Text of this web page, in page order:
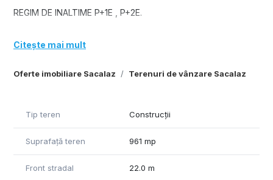
Oferte imobiliare Sacalaz Terenuri de vânzare Sacalaz
REGIM DE INALTIME P+1E , P+2E.
Citește mai mult
Tip teren Construcții
Suprafață teren 961 mp
Front stradal 22.0 m